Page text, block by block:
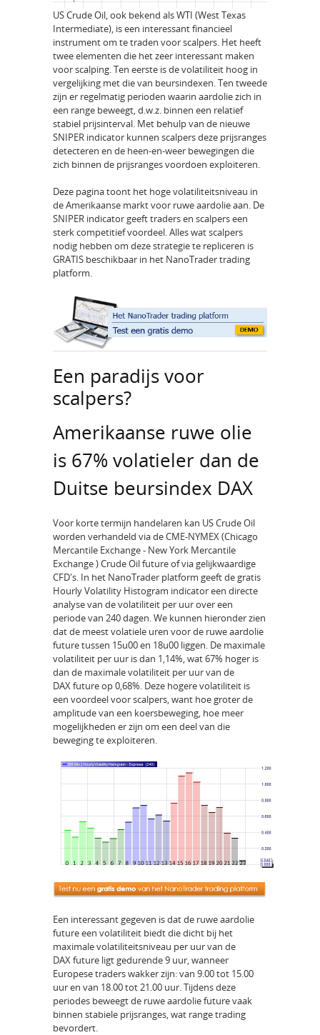
US Crude Oil, ook bekend als WTI (West Texas
Intermediate), is een interessant financieel
instrument om te traden voor scalpers. Het heeft
twee elementen die het zeer interessant maken
voor scalping. Ten eerste is de volatiliteit hoog in
vergelijking met die van beursindexen. Ten tweede
zijn er regelmatig perioden waarin aardolie zich in
een range beweegt, d.w.z. binnen een relatief
stabiel prijsinterval. Met behulp van de nieuwe
SNIPER indicator kunnen scalpers deze prijsranges
detecteren en de heen-en-weer bewegingen die
zich binnen de prijsranges voordoen exploiteren.
Deze pagina toont het hoge volatiliteitsniveau in
de Amerikaanse markt voor ruwe aardolie aan. De
SNIPER indicator geeft traders en scalpers een
sterk competitief voordeel. Alles wat scalpers
nodig hebben om deze strategie te repliceren is
GRATIS beschikbaar in het NanoTrader trading
platform.
Een paradijs voor
scalpers?
Amerikaanse ruwe olie
is 67% volatieler dan de
Duitse beursindex DAX
Voor korte termijn handelaren kan US Crude Oil
worden verhandeld via de CME-NYMEX (Chicago
Mercantile Exchange - New York Mercantile
Exchange ) Crude Oil future of via gelijkwaardige
CFD's. In het NanoTrader platform geeft de gratis
Hourly Volatility Histogram indicator een directe
analyse van de volatiliteit per uur over een
periode van 240 dagen. We kunnen hieronder zien
dat de meest volatiele uren voor de ruwe aardolie
future tussen 15u00 en 18u00 liggen. De maximale
volatiliteit per uur is dan 1,14%, wat 67% hoger is
dan de maximale volatiliteit per uur van de
DAX future op 0,68%. Deze hogere volatiliteit is
een voordeel voor scalpers, want hoe groter de
amplitude van een koersbeweging, hoe meer
mogelijkheden er zijn om een deel van die
beweging te exploiteren.
Een interessant gegeven is dat de ruwe aardolie
future een volatiliteit biedt die dicht bij het
maximale volatiliteitsniveau per uur van de
DAX future ligt gedurende 9 uur, wanneer
Europese traders wakker zijn: van 9.00 tot 15.00
uur en van 18.00 tot 21.00 uur. Tijdens deze
periodes beweegt de ruwe aardolie future vaak
binnen stabiele prijsranges, wat range trading
bevordert.